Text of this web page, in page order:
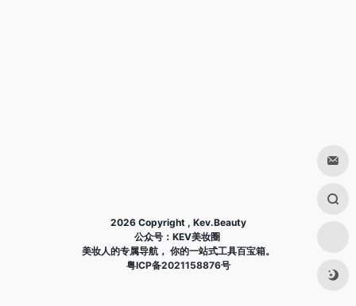
2026 Copyright , Kev.Beauty
公众号：KEV美妆圈
美妆人的专属导航， 你的一站式工具百宝箱。
粤ICP备2021158876号